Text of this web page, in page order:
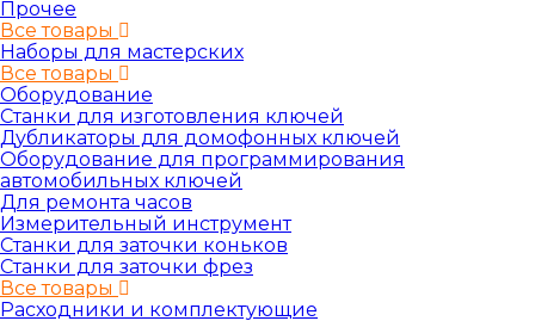
Прочее
Все товары
Наборы для мастерских
Все товары
Оборудование
Станки для изготовления ключей
Дубликаторы для домофонных ключей
Оборудование для программирования
автомобильных ключей
Для ремонта часов
Измерительный инструмент
Станки для заточки коньков
Станки для заточки фрез
Все товары
Расходники и комплектующие